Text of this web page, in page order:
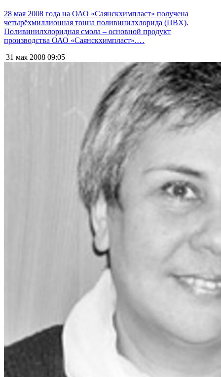
28 мая 2008 года на ОАО «Саянскхимпласт» получена
четырёхмиллионная тонна поливинилхлорида (ПВХ).
Поливинилхлоридная смола – основной продукт
производства ОАО «Саянскхимпласт».…
31 мая 2008 09:05